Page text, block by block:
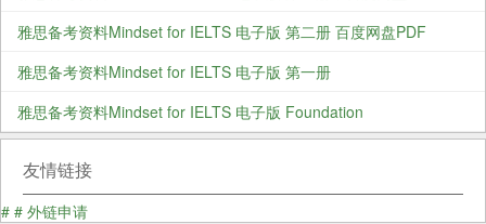
雅思备考资料Mindset for IELTS 电子版 第二册 百度网盘PDF
雅思备考资料Mindset for IELTS 电子版 第一册
雅思备考资料Mindset for IELTS 电子版 Foundation
友情链接
# # 外链申请